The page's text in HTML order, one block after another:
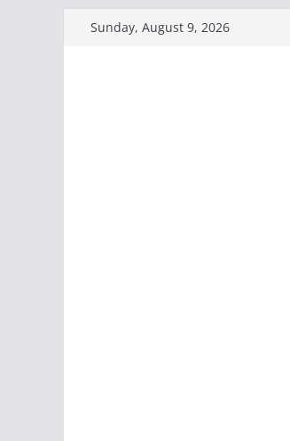
Sunday, August 9, 2026